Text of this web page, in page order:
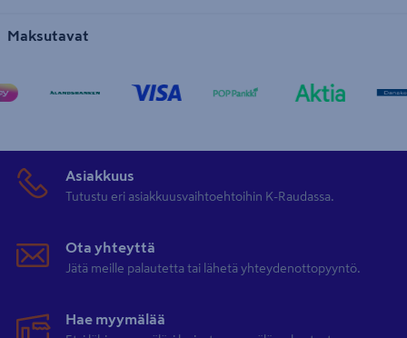
Maksutavat
Asiakkuus
Tutustu eri asiakkuusvaihtoehtoihin K-Raudassa.
Ota yhteyttä
Jätä meille palautetta tai lähetä yhteydenottopyyntö.
Hae myymälää